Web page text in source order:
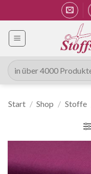
Inhalt
springen
Suche
nach:
Start / Shop / Stoffe